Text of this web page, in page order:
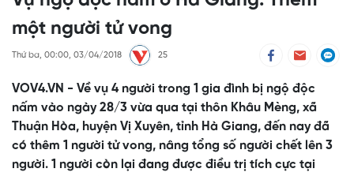
một người tử vong
Thứ ba, 00:00, 03/04/2018 25
VOV4.VN - Về vụ 4 người trong 1 gia đình bị ngộ độc
nấm vào ngày 28/3 vừa qua tại thôn Khâu Mèng, xã
Thuận Hòa, huyện Vị Xuyên, tỉnh Hà Giang, đến nay đã
có thêm 1 người tử vong, nâng tổng số người chết lên 3
người. 1 người còn lại đang được điều trị tích cực tại